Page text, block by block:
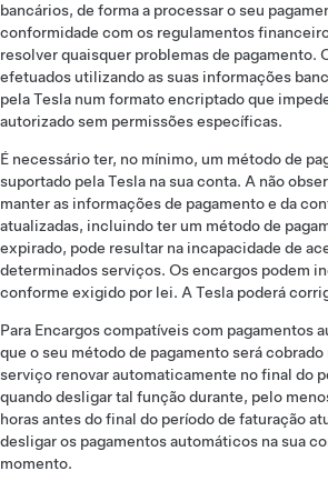
bancários, de forma a processar o seu
conformidade com os regulamentos
resolver quaisquer problemas de pagamento.
efetuados utilizando as suas informações
pela Tesla num formato encriptado que
autorizado sem permissões específicas.
É necessário ter, no mínimo, um método de
suportado pela Tesla na sua conta. A não
manter as informações de pagamento e da
atualizadas, incluindo ter um método de
expirado, pode resultar na incapacidade de
determinados serviços. Os encargos podem
conforme exigido por lei. A Tesla poderá
Para Encargos compatíveis com pagamentos
que o seu método de pagamento será
serviço renovar automaticamente no final do
quando desligar tal função durante, pelo
horas antes do final do período de faturação
desligar os pagamentos automáticos na sua
momento.